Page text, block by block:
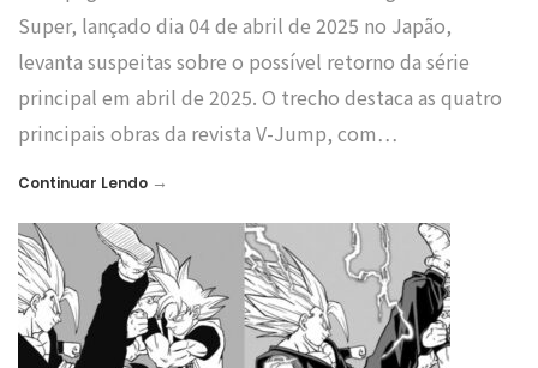
Super, lançado dia 04 de abril de 2025 no Japão,
levanta suspeitas sobre o possível retorno da série
principal em abril de 2025. O trecho destaca as quatro
principais obras da revista V-Jump, com…
Continuar Lendo →